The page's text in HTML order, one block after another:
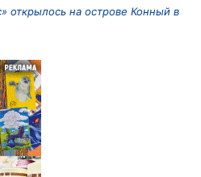
открылось на острове Конный в